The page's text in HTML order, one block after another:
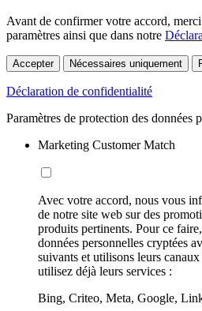
Avant de confirmer votre accord,
paramètres ainsi que dans notre
Accepter Nécessaires uniquement
Déclaration de confidentialité
Paramètres de protection des données
Marketing Customer Match
Avec votre accord, nous vous
de notre site web sur des
produits pertinents. Pour ce
données personnelles cryptées
suivants et utilisons leurs
utilisez déjà leurs services :
Bing, Criteo, Meta, Google,